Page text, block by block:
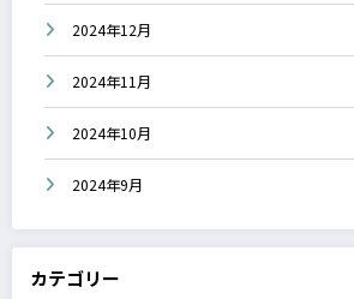
2024年12月
2024年11月
2024年10月
2024年9月
カテゴリー